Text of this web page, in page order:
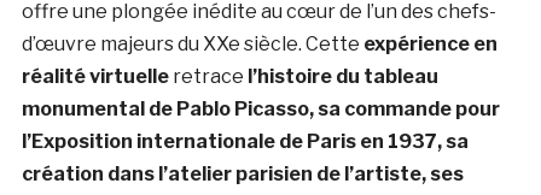
offre une plongée inédite au cœur de l’un des chefs-
d’œuvre majeurs du XXe siècle. Cette expérience en
réalité virtuelleretrace l’histoire du tableau
monumental de Pablo Picasso, sa commande pour
l’Exposition internationale de Paris en 1937, sa
création dans l’atelier parisien de l’artiste, ses